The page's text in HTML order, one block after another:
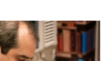
por tercer año consecutivo,
parte una vez más de la
anual de la publicación que
a los artistas menores de 21 años